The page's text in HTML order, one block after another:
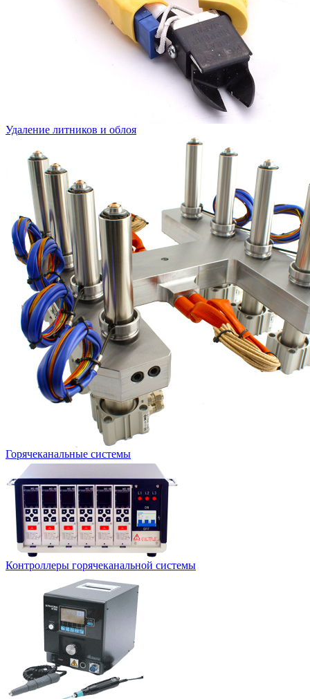
Удаление литников и облоя
Горячеканальные системы
Контроллеры горячеканальной системы